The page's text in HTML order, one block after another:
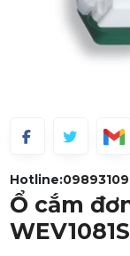
Hotline:
Ổ cắm